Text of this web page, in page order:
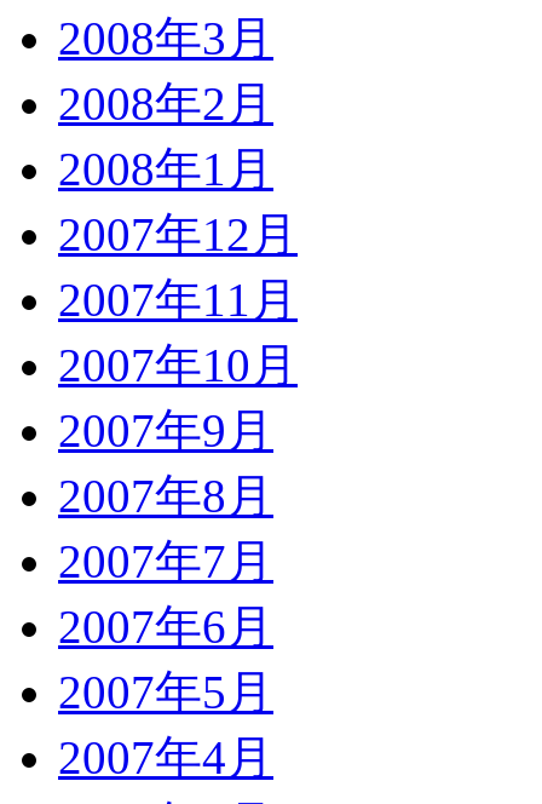
2008年3月
2008年2月
2008年1月
2007年12月
2007年11月
2007年10月
2007年9月
2007年8月
2007年7月
2007年6月
2007年5月
2007年4月